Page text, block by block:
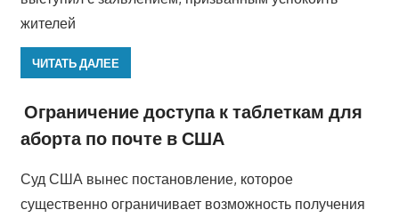
жителей
ЧИТАТЬ ДАЛЕЕ
Ограничение доступа к таблеткам для
аборта по почте в США
Суд США вынес постановление, которое
существенно ограничивает возможность получения